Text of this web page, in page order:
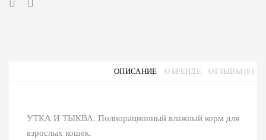
ОПИСАНИЕ О БРЕНДЕ ОТЗЫВЫ (0)
УТКА И ТЫКВА. Полнорационный влажный корм для
взрослых кошек.